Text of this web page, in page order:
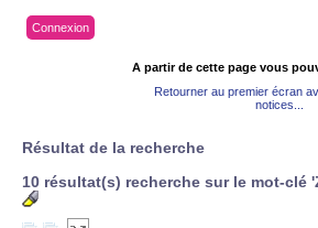
Connexion
A partir de cette page vous
Retourner au premier écran
notices...
Résultat de la recherche
10 résultat(s) recherche sur le mot-clé